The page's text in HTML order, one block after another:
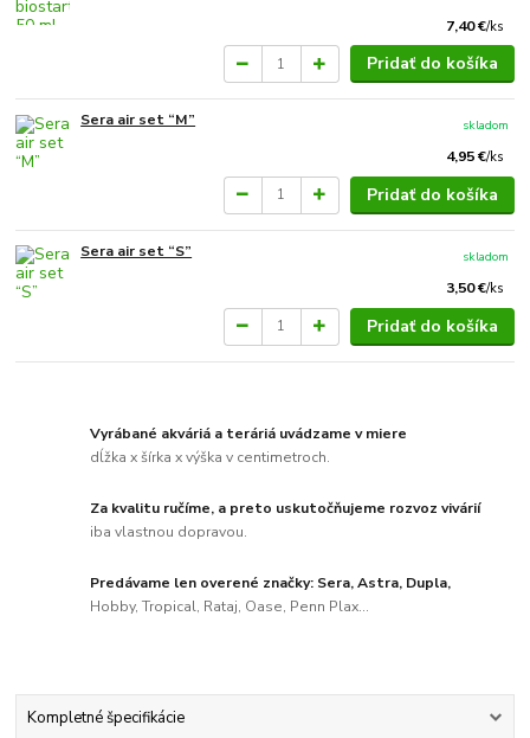
7,40 €/ks
Pridať do košíka
Sera air set “M”
4,95 €/ks
skladom
Pridať do košíka
Sera air set “S”
3,50 €/ks
skladom
Pridať do košíka
Vyrábané akváriá a teráriá uvádzame v miere
dĺžka x šírka x výška v centimetroch.
Za kvalitu ručíme, a preto uskutočňujeme rozvoz vivárií
iba vlastnou dopravou.
Predávame len overené značky: Sera, Astra, Dupla,
Hobby, Tropical, Rataj, Oase, Penn Plax...
Kompletné špecifikácie